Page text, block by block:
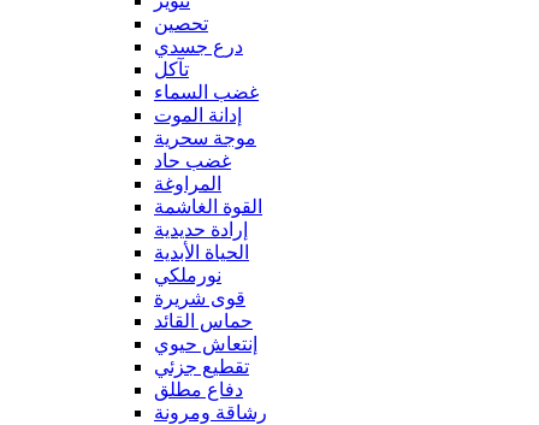
تحصين
درع جسدي
تآكل
غضب السماء
إدانة الموت
موجة سحرية
غضب حاد
المراوغة
القوة الغاشمة
إرادة حديدية
الحياة الأبدية
نورملكي
قوى شريرة
حماس القائد
إنتعاش حيوي
تقطيع جزئي
دفاع مطلق
رشاقة ومرونة